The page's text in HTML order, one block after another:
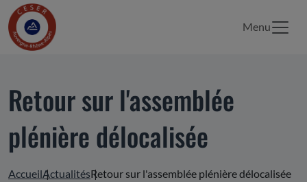
Menu
Retour sur l'assemblée
plénière délocalisée
AccueilActualitésRetour sur l'assemblée plénière délocalisée